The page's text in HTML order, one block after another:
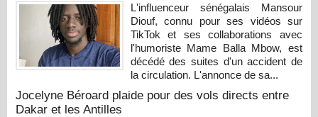
L'influenceur sénégalais Mansour
Diouf, connu pour ses vidéos sur
TikTok et ses collaborations avec
l'humoriste Mame Balla Mbow, est
décédé des suites d'un accident de
la circulation. L'annonce de sa...
Jocelyne Béroard plaide pour des vols directs entre
Dakar et les Antilles